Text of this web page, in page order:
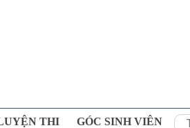
THI GÓC SINH VIÊN